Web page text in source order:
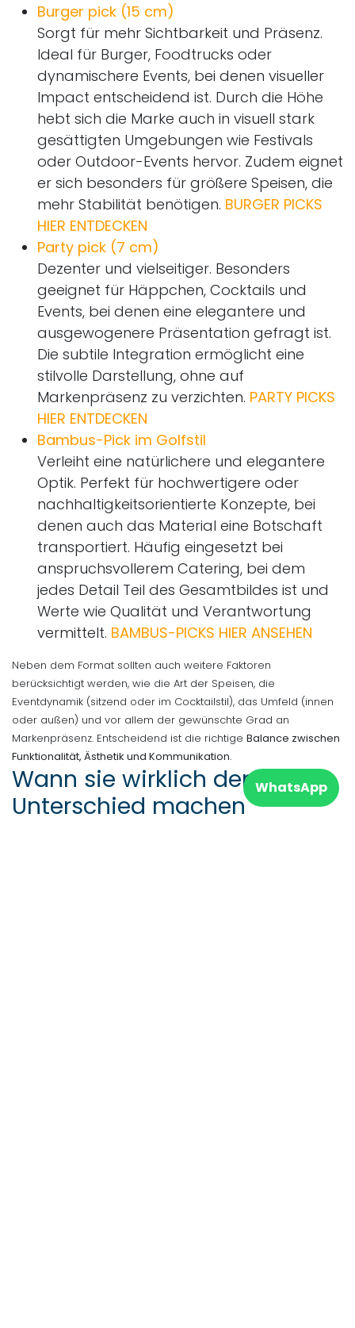
Burger pick (15 cm)
Sorgt für mehr Sichtbarkeit und Präsenz.
Ideal für Burger, Foodtrucks oder
dynamischere Events, bei denen visueller
Impact entscheidend ist. Durch die Höhe
hebt sich die Marke auch in visuell stark
gesättigten Umgebungen wie Festivals
oder Outdoor-Events hervor. Zudem eignet
er sich besonders für größere Speisen, die
mehr Stabilität benötigen. BURGER PICKS
HIER ENTDECKEN
Party pick (7 cm)
Dezenter und vielseitiger. Besonders
geeignet für Häppchen, Cocktails und
Events, bei denen eine elegantere und
ausgewogenere Präsentation gefragt ist.
Die subtile Integration ermöglicht eine
stilvolle Darstellung, ohne auf
Markenpräsenz zu verzichten. PARTY PICKS
HIER ENTDECKEN
Bambus-Pick im Golfstil
Verleiht eine natürlichere und elegantere
Optik. Perfekt für hochwertigere oder
nachhaltigkeitsorientierte Konzepte, bei
denen auch das Material eine Botschaft
transportiert. Häufig eingesetzt bei
anspruchsvollerem Catering, bei dem
jedes Detail Teil des Gesamtbildes ist und
Werte wie Qualität und Verantwortung
vermittelt. BAMBUS-PICKS HIER ANSEHEN
Neben dem Format sollten auch weitere Faktoren
berücksichtigt werden, wie die Art der Speisen, die
Eventdynamik (sitzend oder im Cocktailstil), das Umfeld (innen
oder außen) und vor allem der gewünschte Grad an
Markenpräsenz. Entscheidend ist die richtige Balance zwischen
Funktionalität, Ästhetik und Kommunikation.
Wann sie wirklich den
Unterschied machen
WhatsApp